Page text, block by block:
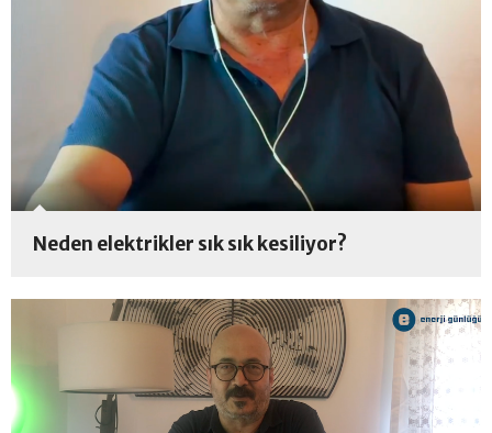
Neden elektrikler sık sık kesiliyor?